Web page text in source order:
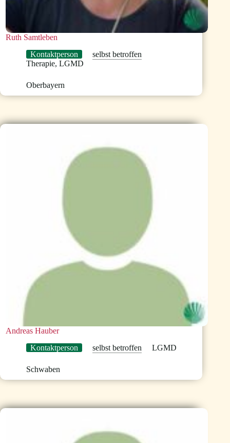
Ruth Samtleben
Kontaktperson
selbst betroffen
Therapie, LGMD
Oberbayern
Andreas Hauber
Kontaktperson
selbst betroffen LGMD
Schwaben